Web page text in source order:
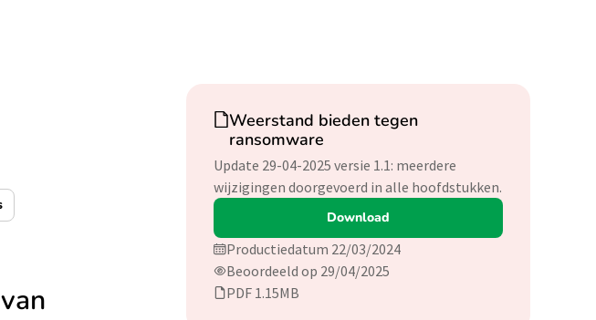
Download
Weerstand bieden tegen
ransomware
Update 29-04-2025 versie 1.1: meerdere
wijzigingen doorgevoerd in alle hoofdstukken.
Download
Productiedatum 22/03/2024
Beoordeeld op 29/04/2025
PDF 1.15MB